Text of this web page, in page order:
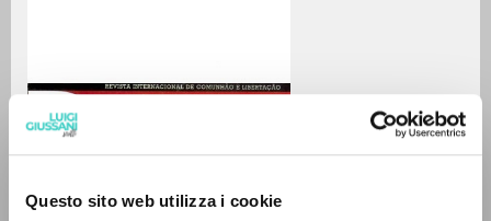
Questo sito web utilizza i cookie